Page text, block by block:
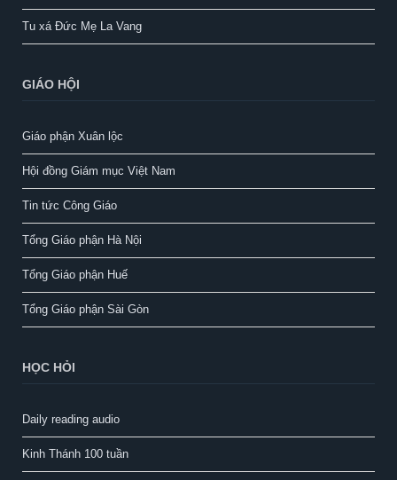
Tu xá Đức Mẹ La Vang
GIÁO HỘI
Giáo phận Xuân lộc
Hội đồng Giám mục Việt Nam
Tin tức Công Giáo
Tổng Giáo phận Hà Nội
Tổng Giáo phận Huế
Tổng Giáo phận Sài Gòn
HỌC HỎI
Daily reading audio
Kinh Thánh 100 tuần